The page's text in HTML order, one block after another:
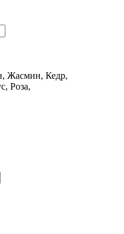
Жасмин, Кедр,
Роза,